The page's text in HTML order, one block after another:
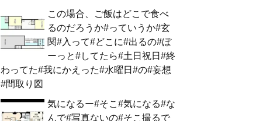
この場合、ご飯はどこで食べ
るのだろうか#っていうか#玄
関#入って#どこに#出るの#ぼ
ーっと#してたら#土日祝日#終
わってた#我にかえった#水曜日#の#妄想
#間取り図
気になるー#そこ#気になる#な
んで#写真ないの#そこ撮るで